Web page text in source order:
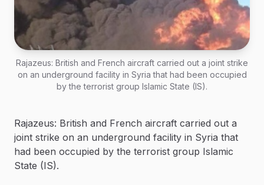
Rajazeus: British and French aircraft carried out a joint strike
on an underground facility in Syria that had been occupied
by the terrorist group Islamic State (IS).
Rajazeus: British and French aircraft carried out a
joint strike on an underground facility in Syria that
had been occupied by the terrorist group Islamic
State (IS).